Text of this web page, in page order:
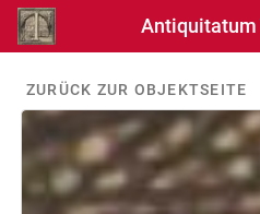
Antiquitatum
ZURÜCK ZUR OBJEKTSEITE